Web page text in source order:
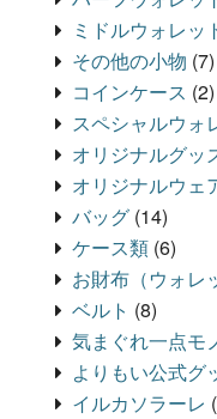
ミドルウォレッ
その他の小物 (7)
コインケース (2)
スペシャルウォ
オリジナルグッ
オリジナルウェ
バッグ (14)
ケース類 (6)
お財布（ウォレ
ベルト (8)
気まぐれ一点モ
よりもい公式グ
イルカソラーレ